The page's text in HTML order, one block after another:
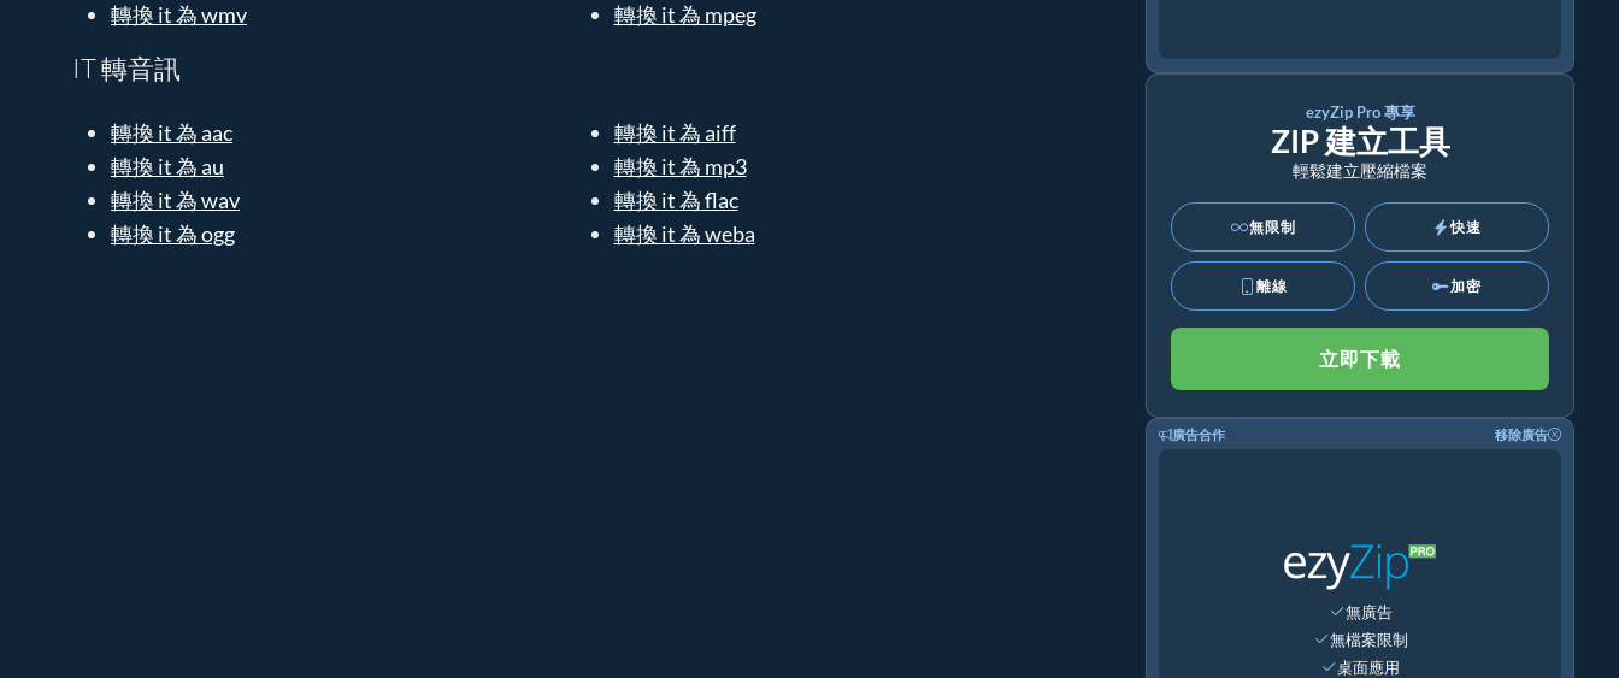
轉換 it 為 wmv
轉換 it 為 mpeg
IT 轉音訊
轉換 it 為 aac
轉換 it 為 aiff
轉換 it 為 au
轉換 it 為 mp3
轉換 it 為 wav
轉換 it 為 flac
轉換 it 為 ogg
轉換 it 為 weba
ezyZip Pro 專享
ZIP 建立工具
輕鬆建立壓縮檔案
無限制 快速
離線 加密
立即下載
廣告合作 移除廣告
無廣告
無檔案限制
桌面應用